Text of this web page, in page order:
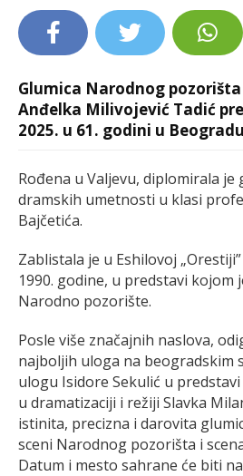
LIFESTYLE
Glumica Narodnog
Anđelka Milivojević Tadić
2025. u 61. godini u
Rođena u Valjevu, diplomirala
dramskih umetnosti u klasi
Bajčetića.
Zablistala je u Eshilovoj
1990. godine, u predstavi
Narodno pozorište.
Posle više značajnih naslova,
najboljih uloga na beogradskim
ulogu Isidore Sekulić u
u dramatizaciji i režiji Slavka
istinita, precizna i darovita
sceni Narodnog pozorišta i
Datum i mesto sahrane će biti